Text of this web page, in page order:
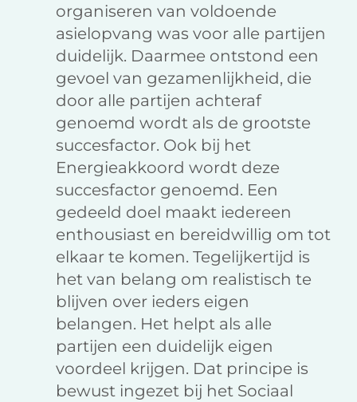
organiseren van voldoende
asielopvang was voor alle partijen
duidelijk. Daarmee ontstond een
gevoel van gezamenlijkheid, die
door alle partijen achteraf
genoemd wordt als de grootste
succesfactor. Ook bij het
Energieakkoord wordt deze
succesfactor genoemd. Een
gedeeld doel maakt iedereen
enthousiast en bereidwillig om tot
elkaar te komen. Tegelijkertijd is
het van belang om realistisch te
blijven over ieders eigen
belangen. Het helpt als alle
partijen een duidelijk eigen
voordeel krijgen. Dat principe is
bewust ingezet bij het Sociaal